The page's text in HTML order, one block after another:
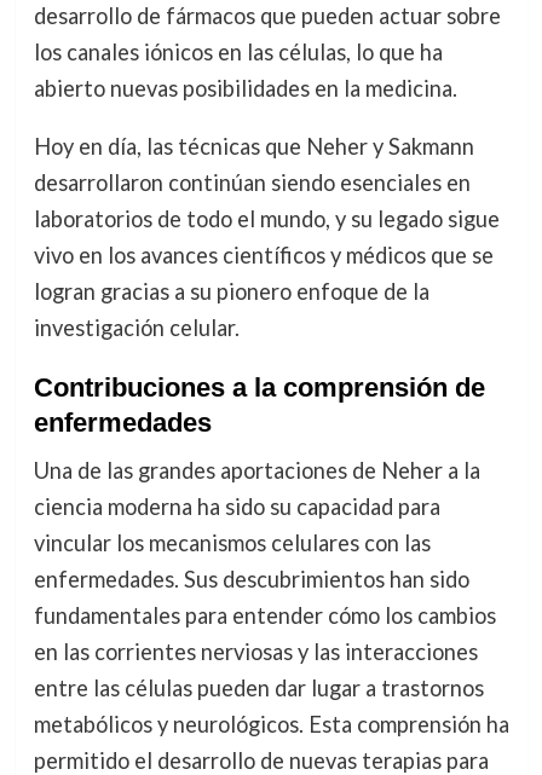
desarrollo de fármacos que pueden actuar sobre
los canales iónicos en las células, lo que ha
abierto nuevas posibilidades en la medicina.
Hoy en día, las técnicas que Neher y Sakmann
desarrollaron continúan siendo esenciales en
laboratorios de todo el mundo, y su legado sigue
vivo en los avances científicos y médicos que se
logran gracias a su pionero enfoque de la
investigación celular.
Contribuciones a la comprensión de
enfermedades
Una de las grandes aportaciones de Neher a la
ciencia moderna ha sido su capacidad para
vincular los mecanismos celulares con las
enfermedades. Sus descubrimientos han sido
fundamentales para entender cómo los cambios
en las corrientes nerviosas y las interacciones
entre las células pueden dar lugar a trastornos
metabólicos y neurológicos. Esta comprensión ha
permitido el desarrollo de nuevas terapias para